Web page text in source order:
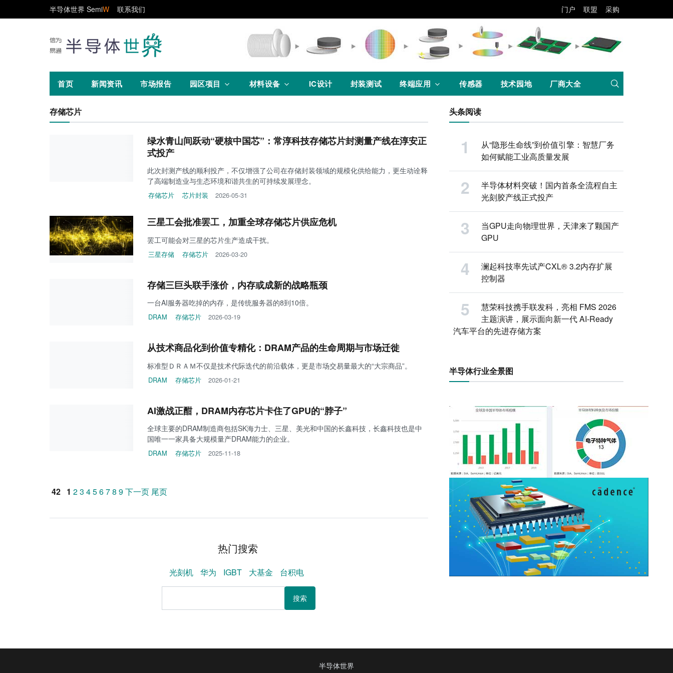
半导体世界 SemiW 联系我们 门户 联盟 采购
首页 新闻资讯 市场报告 园区项目 材料设备 IC设计 封装测试 终端应用 传感器 技术园地 厂商大全
存储芯片
绿水青山间跃动“硬核中国芯”：常淳科技存储芯片封测量产线在淳安正
式投产
此次封测产线的顺利投产，不仅增强了公司在存储封装领域的规模化供给能力，更生动诠释
了高端制造业与生态环境和谐共生的可持续发展理念。
存储芯片 芯片封装 2026-05-31
三星工会批准罢工，加重全球存储芯片供应危机
罢工可能会对三星的芯片生产造成干扰。
三星存储 存储芯片 2026-03-20
存储三巨头联手涨价，内存或成新的战略瓶颈
一台AI服务器吃掉的内存，是传统服务器的8到10倍。
DRAM 存储芯片 2026-03-19
从技术商品化到价值专精化：DRAM产品的生命周期与市场迁徙
标准型ＤＲＡＭ不仅是技术代际迭代的前沿载体，更是市场交易量最大的“大宗商品”。
DRAM 存储芯片 2026-01-21
AI激战正酣，DRAM内存芯片卡住了GPU的“脖子”
全球主要的DRAM制造商包括SK海力士、三星、美光和中国的长鑫科技，长鑫科技也是中
国唯一一家具备大规模量产DRAM能力的企业。
DRAM 存储芯片 2025-11-18
42 1 23 45678 9下一页 尾页
热门搜索
光刻机 华为 IGBT 大基金 台积电
搜索
头条阅读
从“隐形生命线”到价值引擎：智慧厂务
如何赋能工业高质量发展
半导体材料突破！国内首条全流程自主
光刻胶产线正式投产
当GPU走向物理世界，天津来了颗国产
GPU
澜起科技率先试产CXL® 3.2内存扩展
控制器
慧荣科技携手联发科，亮相 FMS 2026
主题演讲，展示面向新一代 AI-Ready
汽车平台的先进存储方案
半导体行业全景图
半导体世界